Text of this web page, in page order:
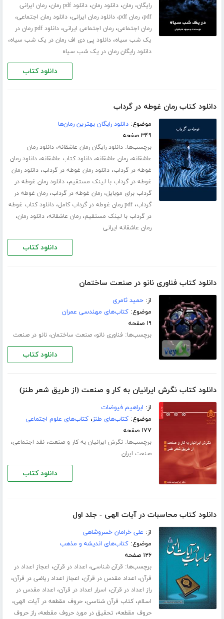
رایگان،رمان،دانلود رمان،دانلود pdf رمان ،رمان ایرانی
pdf،رمان pdf ،دانلود رمان ایرانی،دانلود رمان اجتماعی،
رمان اجتماعی،رمان اجتماعی ایرانی،
دانلود pdf رمان در
یک شب سیاه،دانلود پی دی اف رمان در یک شب سیاه،
دانلود رایگان رمان در یک شب سیاه
دانلود کتاب
دانلود کتاب رمان غوطه در گرداب
موضوع:دانلود رایگان بهترین رمان‌ها
۳۴۹ صفحه
برچسب‌ها:دانلود رایگان رمان عاشقانه،دانلود رمان
عاشقانه،رمان عاشقانه،دانلود کتاب عاشقانه،دانلود رمان
غوطه در گرداب،دانلود رمان غوطه در گرداب،دانلود رمان
غوطه در گرداب با لینک مستقیم،دانلود رمان غوطه در
گرداب برای موبایل،رمان غوطه در گرداب،رمان غوطه در
گرداب،pdf رمان غوطه در گرداب کامل ،دانلود کتاب غوطه
در گرداب با لینک مستقیم،رمان عاشقانه،دانلود رمان،
رمان عاشقانه ایرانی
دانلود کتاب
دانلود کتاب فناوری نانو در صنعت ساختمان
از:حمید ثامری
موضوع:کتاب‌های مهندسی عمران
۱۹ صفحه
برچسب‌ها: فناوری نانو،صنعت ساختمان،نانو در صنعت
دانلود کتاب
دانلود کتاب نگرش ایرانیان به کار و صنعت (از طریق شعر طنز)
از: ابراهیم فیوضات
موضوع:کتاب‌های طنز،کتاب‌های علوم اجتماعی
۱۷۷ صفحه
برچسب‌ها:نگرش ایرانیان به کار و صنعت،نقد اجتماعی،
صنعت ایران
دانلود کتاب
دانلود کتاب محاسبات در آیات الهی - جلد اول
از: علی خرامان خسروشاهی
موضوع:کتاب‌های اندیشه و مذهب
۱۲۶ صفحه
برچسب‌ها: قرآن شناسی، اعداد در قرآن، اعجاز اعداد در
قرآن، اعداد مقدس در قرآن، اعجاز اعداد ریاضی در قرآن،
راز اعداد در قرآن، اسرار اعداد در قرآن، اعداد مقدس در
اسلام،کتاب قرآن شناسی،حروف مقطعه در آیات الهی،
حروف مقطعه، تحقیق در مورد حروف مقطعه،راز حروف